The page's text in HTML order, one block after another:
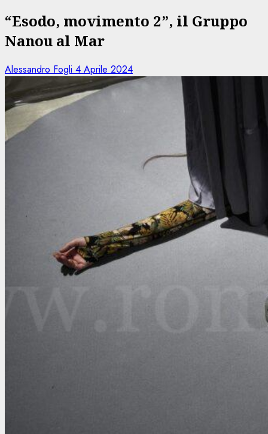
“Esodo, movimento 2”, il Gruppo
Nanou al Mar
Alessandro Fogli 4 Aprile 2024